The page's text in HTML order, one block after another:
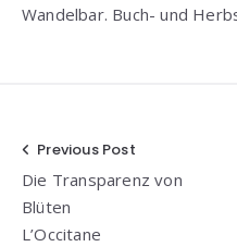
Wandelbar. Buch- und
Previous Post
Die Transparenz von
Blüten
L’Occitane